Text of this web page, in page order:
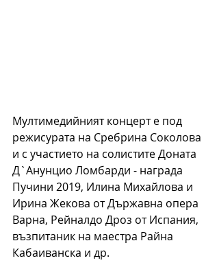
Мултимедийният концерт е под
режисурата на Сребрина Соколова
и с участието на солистите Доната
Д`Анунцио Ломбарди - награда
Пучини 2019, Илина Михайлова и
Ирина Жекова от Държавна опера
Варна, Рейналдо Дроз от Испания,
възпитаник на маестра Райна
Кабаиванска и др.